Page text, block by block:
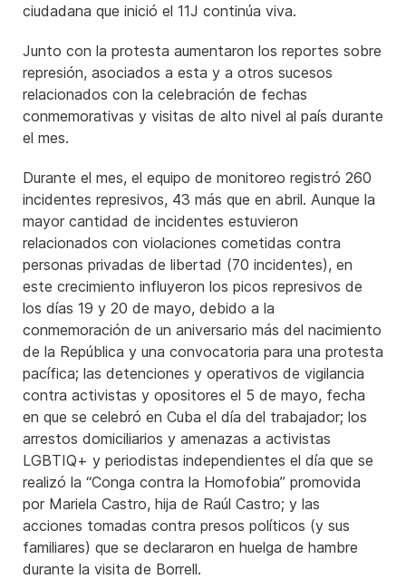
ciudadana que inició el 11J continúa viva.
Junto con la protesta aumentaron los reportes sobre
represión, asociados a esta y a otros sucesos
relacionados con la celebración de fechas
conmemorativas y visitas de alto nivel al país durante
el mes.
Durante el mes, el equipo de monitoreo registró 260
incidentes represivos, 43 más que en abril. Aunque la
mayor cantidad de incidentes estuvieron
relacionados con violaciones cometidas contra
personas privadas de libertad (70 incidentes), en
este crecimiento influyeron los picos represivos de
los días 19 y 20 de mayo, debido a la
conmemoración de un aniversario más del nacimiento
de la República y una convocatoria para una protesta
pacífica; las detenciones y operativos de vigilancia
contra activistas y opositores el 5 de mayo, fecha
en que se celebró en Cuba el día del trabajador; los
arrestos domiciliarios y amenazas a activistas
LGBTIQ+ y periodistas independientes el día que se
realizó la “Conga contra la Homofobia” promovida
por Mariela Castro, hija de Raúl Castro; y las
acciones tomadas contra presos políticos (y sus
familiares) que se declararon en huelga de hambre
durante la visita de Borrell.